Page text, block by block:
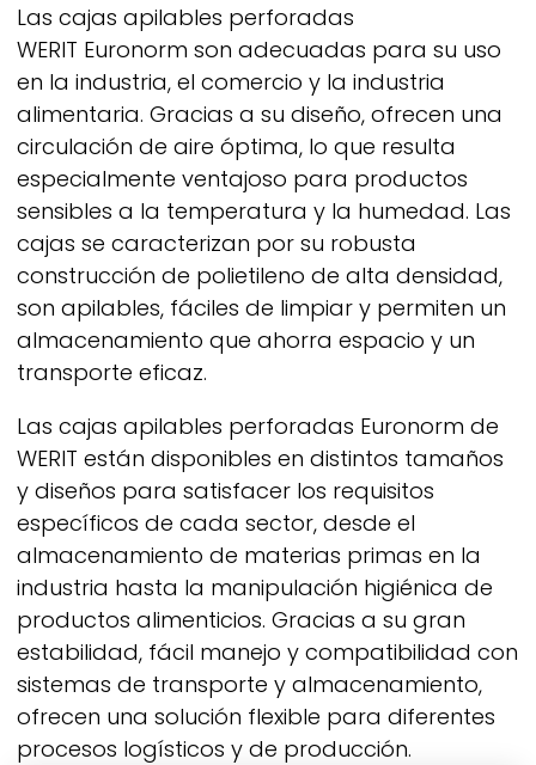
Las cajas apilables perforadas
WERIT Euronorm son adecuadas para su uso
en la industria, el comercio y la industria
alimentaria. Gracias a su diseño, ofrecen una
circulación de aire óptima, lo que resulta
especialmente ventajoso para productos
sensibles a la temperatura y la humedad. Las
cajas se caracterizan por su robusta
construcción de polietileno de alta densidad,
son apilables, fáciles de limpiar y permiten un
almacenamiento que ahorra espacio y un
transporte eficaz.
Las cajas apilables perforadas Euronorm de
WERIT están disponibles en distintos tamaños
y diseños para satisfacer los requisitos
específicos de cada sector, desde el
almacenamiento de materias primas en la
industria hasta la manipulación higiénica de
productos alimenticios. Gracias a su gran
estabilidad, fácil manejo y compatibilidad con
sistemas de transporte y almacenamiento,
ofrecen una solución flexible para diferentes
procesos logísticos y de producción.